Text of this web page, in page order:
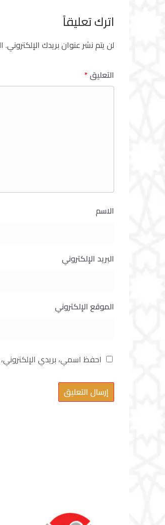
اترك تعليقاً
لن يتم نشر عنوان بريدك الإلكتروني.
التعليق*
الاسم
البريد الإلكتروني
الموقع الإلكتروني
احفظ اسمي، بريدي